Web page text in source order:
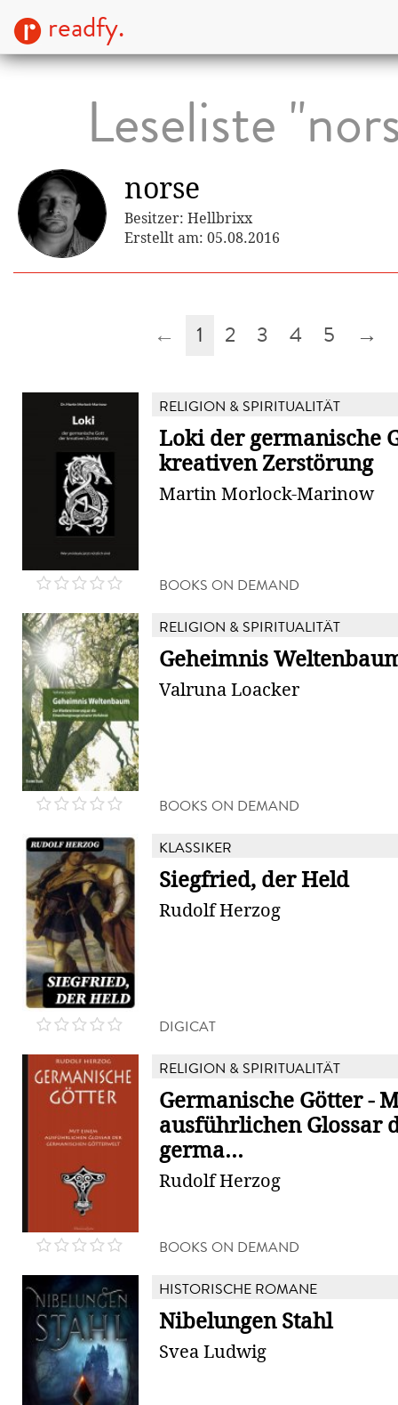
readfy.
Leseliste
norse
Besitzer: Hellbrixx
Erstellt am: 05.08.2016
← 1 2 3 4 5 →
RELIGION & SPIRITUALITÄT
Loki der germanische
kreativen Zerstörung
Martin Morlock-Marinow
BOOKS ON DEMAND
RELIGION & SPIRITUALITÄT
Geheimnis
Valruna Loacker
BOOKS ON DEMAND
KLASSIKER
Siegfried, der Held
Rudolf Herzog
DIGICAT
RELIGION & SPIRITUALITÄT
Germanische Götter -
ausführlichen Glossar
germa...
Rudolf Herzog
BOOKS ON DEMAND
HISTORISCHE ROMANE
Nibelungen Stahl
Svea Ludwig